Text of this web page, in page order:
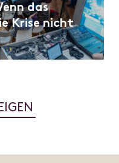
das
Krise nicht